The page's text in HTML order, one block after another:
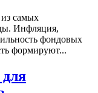
самых
Инфляция,
фондовых
формируют...